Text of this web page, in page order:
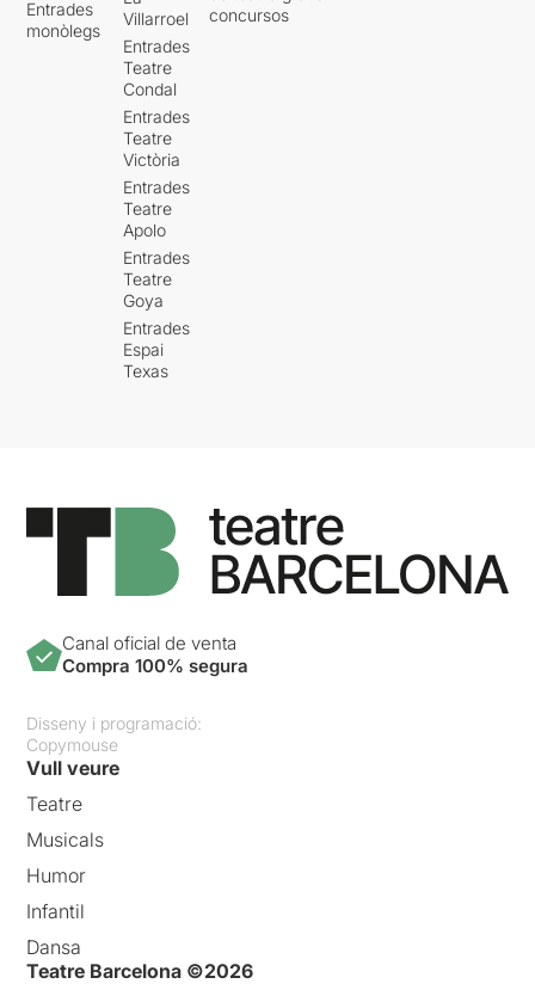
Entrades
monòlegs
Villarroel
Entrades
Teatre
Condal
Entrades
Teatre
Victòria
Entrades
Teatre
Apolo
Entrades
Teatre
Goya
Entrades
Espai
Texas
concursos
Canal oficial de venta
Compra 100% segura
Disseny i programació:
Copymouse
Vull veure
Teatre
Musicals
Humor
Infantil
Dansa
Teatre Barcelona ©2026